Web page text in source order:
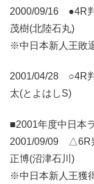
2000/09/16 ●4R
茂樹(北陸石丸)
※中日本新人王敗
2001/04/28 ○4R
太(とよはしS)
■2001年度中日本
2001/09/09 △6R
正博(沼津石川)
※中日本新人王獲